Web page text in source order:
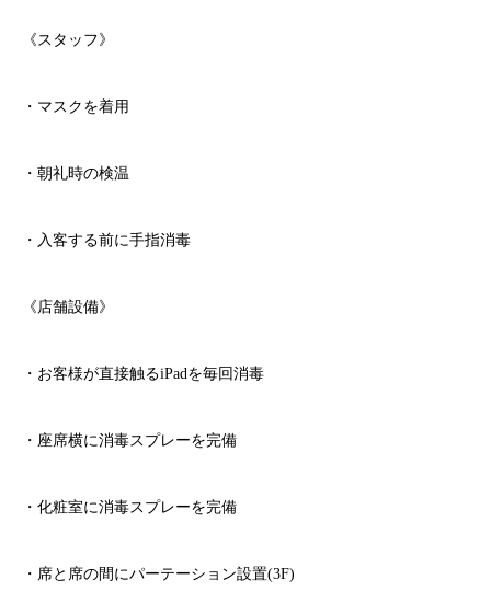
《スタッフ》
・マスクを着用
・朝礼時の検温
・入客する前に手指消毒
《店舗設備》
・お客様が直接触るiPadを毎回消毒
・座席横に消毒スプレーを完備
・化粧室に消毒スプレーを完備
・席と席の間にパーテーション設置(3F)